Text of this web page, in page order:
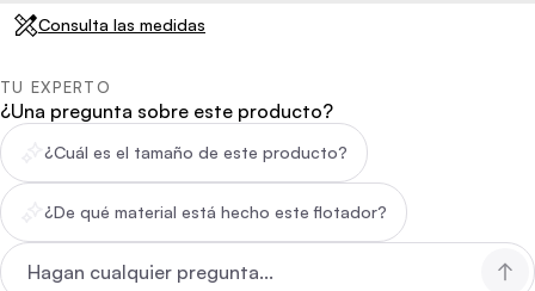
Consulta las medidas
TU EXPERTO
¿Una pregunta sobre este producto?
¿Cuál es el tamaño de este producto?
¿De qué material está hecho este flotador?